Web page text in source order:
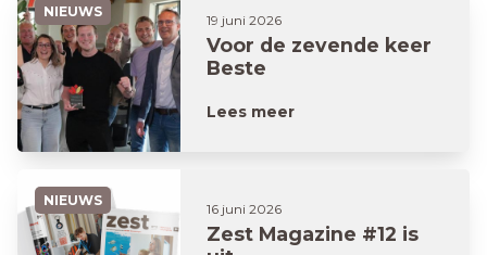
NIEUWS
19 juni 2026
Voor de zevende keer
Beste
Lees meer
NIEUWS
16 juni 2026
Zest Magazine #12 is